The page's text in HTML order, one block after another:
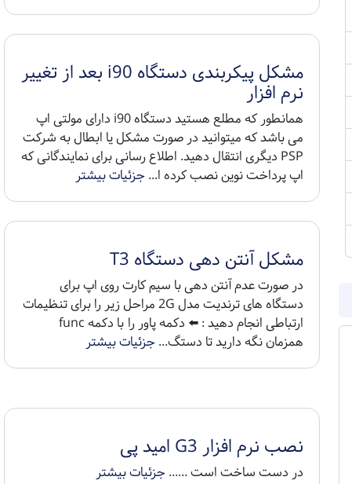
مشکل پیکربندی دستگاه i90 بعد از تغییر
نرم افزار
همانطور که مطلع هستید دستگاه i90 دارای مولتی اپ
می باشد که میتوانید در صورت مشکل یا ابطال به شرکت
PSP دیگری انتقال دهید. اطلاع رسانی برای نمایندگانی که
اپ پرداخت نوین نصب کرده ا...جزئیات بیشتر
مشکل آنتن دهی دستگاه T3
در صورت عدم آنتن دهی با سیم کارت روی اپ برای
دستگاه های ترندیت مدل 2G مراحل زیر را برای تنظیمات
ارتباطی انجام دهید : ⬅️ دکمه پاور را با دکمه func
همزمان نگه دارید تا دستگ...جزئیات بیشتر
نصب نرم افزار G3 امید پی
در دست ساخت است ......جزئیات بیشتر